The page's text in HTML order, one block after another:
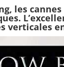
lescannes
verticales